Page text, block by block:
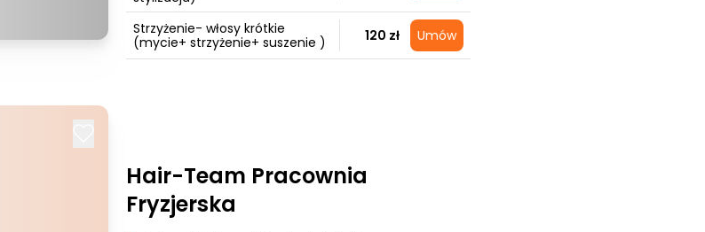
Strzyżenie- włosy krótkie
(mycie+ strzyżenie+ suszenie )
120 zł Umów
Hair-Team Pracownia
Fryzjerska